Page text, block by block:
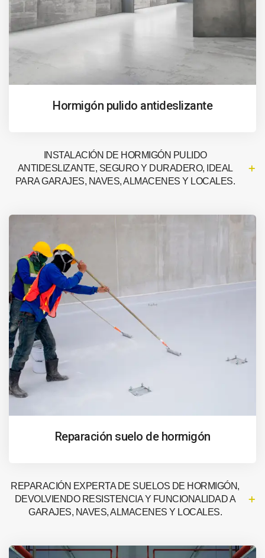
Hormigón pulido antideslizante
INSTALACIÓN DE HORMIGÓN PULIDO
ANTIDESLIZANTE, SEGURO Y DURADERO, IDEAL
PARA GARAJES, NAVES, ALMACENES Y LOCALES.
Reparación suelo de hormigón
REPARACIÓN EXPERTA DE SUELOS DE HORMIGÓN,
DEVOLVIENDO RESISTENCIA Y FUNCIONALIDAD A
GARAJES, NAVES, ALMACENES Y LOCALES.